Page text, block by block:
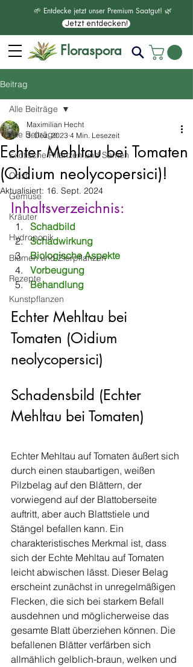
🌱 Entdecke jetzt unser Premium Saatgut! 🌿
Jetzt entdecken!
Floraspora
Beitrag
Alle Beiträge
Exotische Pflanzen und Samen
Obst
Gemüse
Kräuter
Hydroponik
Blumen und Zierpflanzen
Rezepte
Kunstpflanzen
Alle Beiträge
Echter Mehltau bei Tomaten
(Oidium neolycopersici)!
Maximilian Hecht
3. Dez. 2023 4 Min. Lesezeit
Aktualisiert: 16. Sept. 2024
Inhaltsverzeichnis:
Schadbild
Schadwirkung
Biologische Aspekte
Vorbeugung
Behandlung
Echter Mehltau bei
Tomaten (Oidium
neolycopersici)
Schadensbild (Echter
Mehltau bei Tomaten)
Echter Mehltau auf Tomaten äußert sich
durch einen staubartigen, weißen
Pilzbelag auf den Blättern, der
vorwiegend auf der Blattoberseite
auftritt, aber auch Blattstiele und
Stängel befallen kann. Ein
charakteristisches Merkmal ist, dass
sich der Echte Mehltau auf Tomaten
leicht abwischen lässt. Dieser Belag
erscheint zunächst in unregelmäßigen
Flecken, die sich bei starkem Befall
ausdehnen und möglicherweise das
gesamte Blatt überziehen können. Die
befallenen Blätter verfärben sich
allmählich gelblich-braun, welken und